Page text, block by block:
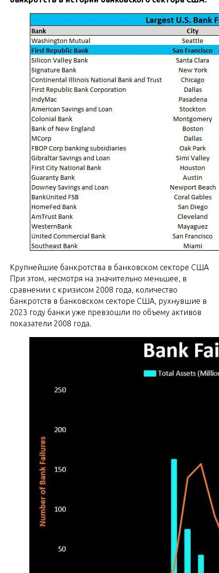
Крупнейшие банкротства в банковском секторе США
При этом, несмотря на значительно меньшее, в
сравнении с кризисом 2008 года, количество
банкротств в банковском секторе США, рухнувшие в
2023 году банки уже превзошли по объему активов
показатели 2008 года.